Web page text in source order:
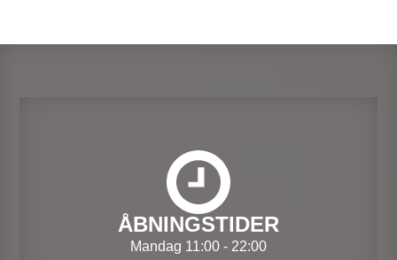
ÅBNINGSTIDER
Mandag 11:00 - 22:00